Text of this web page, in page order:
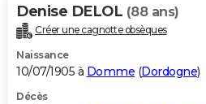
Denise DELOL (88 ans)
Créer une cagnotte obsèques
Naissance
10/07/1905 à Domme (Dordogne)
Décès